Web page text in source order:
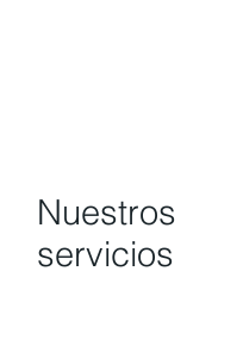
Nuestros
servicios